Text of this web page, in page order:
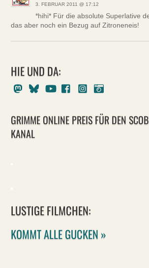
3. FEBRUAR 2011 @ 17:12
*hihi* Für die absolute Superlative
das aber noch ein Bezug auf Zitroneneis!
HIE UND DA:
MastodonBlueskyYoutubeFacebookInstagram
GRIMME ONLINE PREIS FÜR DEN
KANAL
LUSTIGE FILMCHEN:
KOMMT ALLE GUCKEN »